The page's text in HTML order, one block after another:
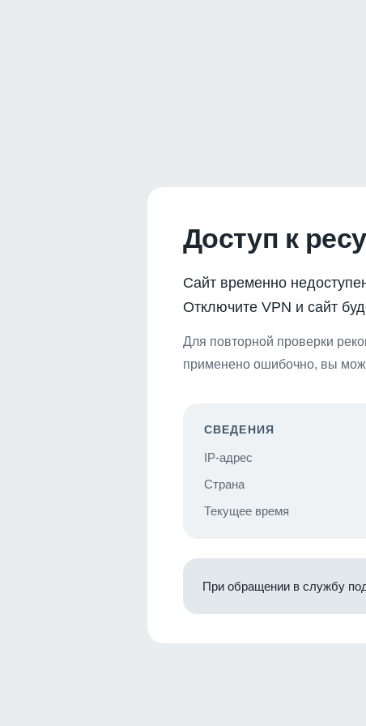
Доступ к
Сайт временно
Отключите VPN и сайт
Для повторной проверки
применено ошибочно, вы
СВЕДЕНИЯ
IP-адрес
Страна
Текущее время
При обращении в службу